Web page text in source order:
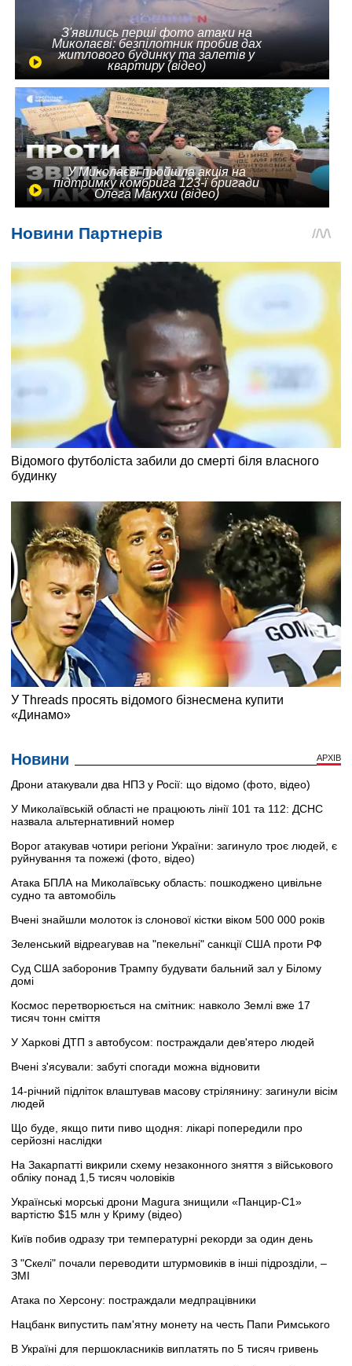
З'явились перші фото атаки на
Миколаєві: безпілотник пробив дах
житлового будинку та залетів у
квартиру (відео)
У Миколаєві пройшла акція на
підтримку комбрига 123-ї бригади
Олега Макухи (відео)
Новини АРХІВ
Дрони атакували два НПЗ у Росії: що відомо (фото, відео)
У Миколаївській області не працюють лінії 101 та 112: ДСНС
назвала альтернативний номер
Ворог атакував чотири регіони України: загинуло троє людей, є
руйнування та пожежі (фото, відео)
Атака БПЛА на Миколаївську область: пошкоджено цивільне
судно та автомобіль
Вчені знайшли молоток із слонової кістки віком 500 000 років
Зеленський відреагував на "пекельні" санкції США проти РФ
Суд США заборонив Трампу будувати бальний зал у Білому
домі
Космос перетворюється на смітник: навколо Землі вже 17
тисяч тонн сміття
У Харкові ДТП з автобусом: постраждали дев'ятеро людей
Вчені з'ясували: забуті спогади можна відновити
14-річний підліток влаштував масову стрілянину: загинули вісім
людей
Що буде, якщо пити пиво щодня: лікарі попередили про
серйозні наслідки
На Закарпатті викрили схему незаконного зняття з військового
обліку понад 1,5 тисяч чоловіків
Українські морські дрони Magura знищили «Панцир-С1»
вартістю $15 млн у Криму (відео)
Київ побив одразу три температурні рекорди за один день
З "Скелі" почали переводити штурмовиків в інші підрозділи, –
ЗМІ
Атака по Херсону: постраждали медпрацівники
Нацбанк випустить пам'ятну монету на честь Папи Римського
В Україні для першокласників виплатять по 5 тисяч гривень